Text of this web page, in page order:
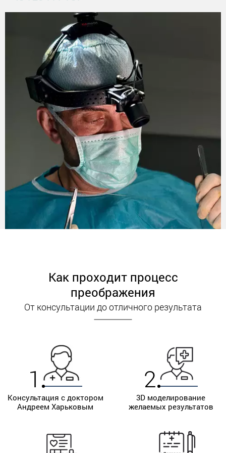
процедуры (то есть, появления отеков,
растяжений кожи, неравномерного
распределения жира) в течение 3 недель
следует носить специальное компрессионное
белье. Основной этап реабилитации составляет
9-12 дней.
Противопоказания к проведению
процедуры
Процедура не проводится при наличии
следующих противопоказаний:
Онкология.
Сахарный диабет.
Процесс беременности и лактации.
Протекание в организме воспалительных и
инфекционных процессов.
подтяжки дряблой кожи Body Tite
в клинике Андрея Харькова
Аппарат Body Tite в клинике Андрея Харькова
результатов:
Мгновенный результат.
Ликвидация отложений жира.
Разглаживание морщин и складок.
кожи.
Как проходит процесс
преображения
От консультации до отличного результата
1
Консультация с доктором
Андреем Харьковым
2
3D моделирование
желаемых результатов